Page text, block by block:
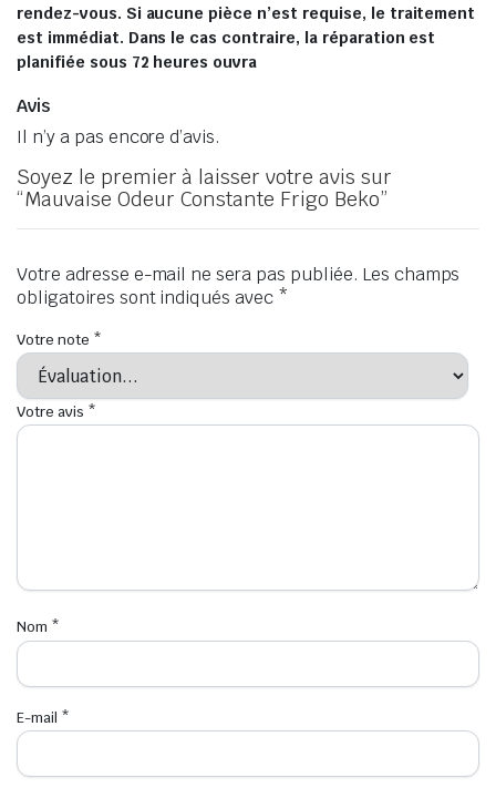
rendez-vous. Si aucune pièce n’est requise, le traitement
est immédiat. Dans le cas contraire, la réparation est
planifiée sous 72 heures ouvra
Avis
Il n’y a pas encore d’avis.
Soyez le premier à laisser votre avis sur
“Mauvaise Odeur Constante Frigo Beko”
Votre adresse e-mail ne sera pas publiée. Les champs
obligatoires sont indiqués avec *
Votre note *
Votre avis *
Nom *
E-mail *